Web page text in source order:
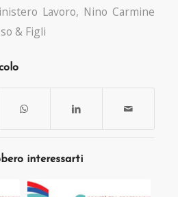
Lavoro, Nino Carmine
& Figli
interessarti